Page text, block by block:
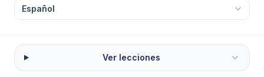
Ver lecciones